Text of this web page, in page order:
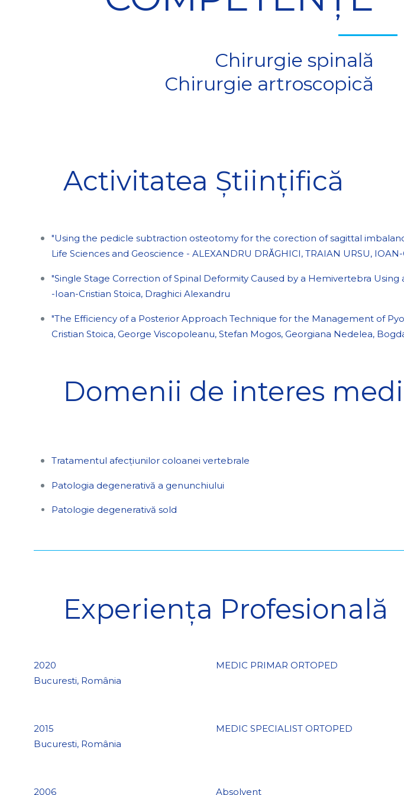
Chirurgie spinală
Chirurgie artroscopică
Activitatea Științifică
"Using the pedicle subtraction osteotomy for the corection of sagittal
Life Sciences and Geoscience - ALEXANDRU DRᾸGHICI, TRAIAN URSU,
"Single Stage Correction of Spinal Deformity Caused by a Hemivertebra
-Ioan-Cristian Stoica, Draghici Alexandru
"The Efficiency of a Posterior Approach Technique for the Management of
Cristian Stoica, George Viscopoleanu, Stefan Mogos, Georgiana Nedelea,
Domenii de interes
Tratamentul afecțiunilor coloanei vertebrale
Patologia degenerativă a genunchiului
Patologie degenerativă sold
Experiența Profesională
2020
Bucuresti, România
MEDIC PRIMAR ORTOPED
2015
Bucuresti, România
MEDIC SPECIALIST ORTOPED
2006 Absolvent